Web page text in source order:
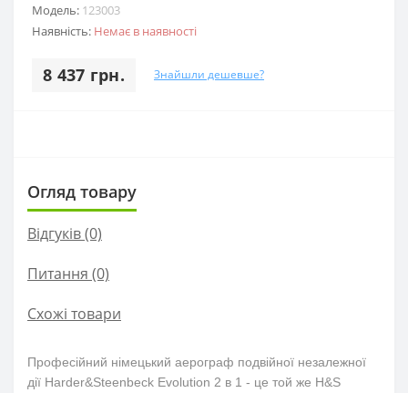
Модель: 123003
Наявність: Немає в наявності
8 437 грн. Знайшли дешевше?
Огляд товару
Відгуків (0)
Питання (0)
Схожі товари
Професійний німецький аерограф подвійної незалежної
дії Harder&Steenbeck Evolution 2 в 1 - це той же H&S